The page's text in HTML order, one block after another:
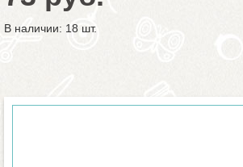
В наличии: 18 шт.